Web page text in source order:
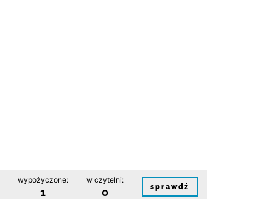
wypożyczone:
1
w czytelni:
0 sprawdź